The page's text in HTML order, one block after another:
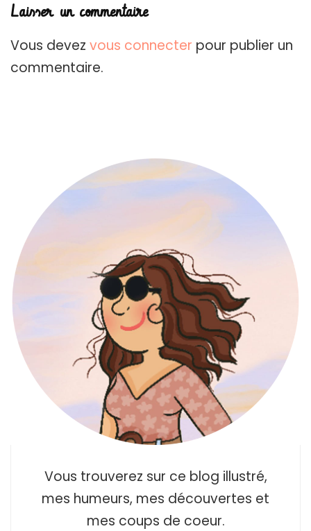
Laisser un commentaire
Vous devez vous connecter pour publier un
commentaire.
Vous trouverez sur ce blog illustré,
mes humeurs, mes découvertes et
mes coups de coeur.